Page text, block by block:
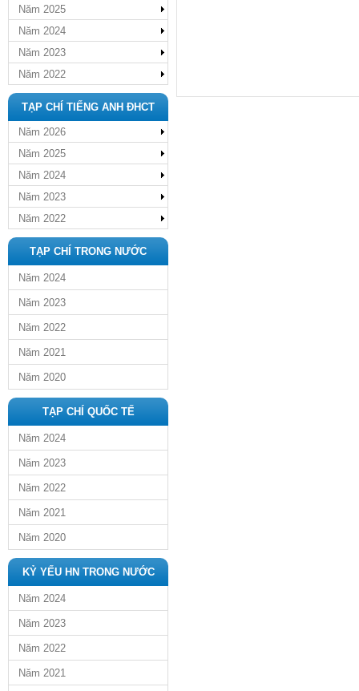
Năm 2025
Năm 2024
Năm 2023
Năm 2022
TẠP CHÍ TIẾNG ANH ĐHCT
Năm 2026
Năm 2025
Năm 2024
Năm 2023
Năm 2022
TẠP CHÍ TRONG NƯỚC
Năm 2024
Năm 2023
Năm 2022
Năm 2021
Năm 2020
TẠP CHÍ QUỐC TẾ
Năm 2024
Năm 2023
Năm 2022
Năm 2021
Năm 2020
KỶ YẾU HN TRONG NƯỚC
Năm 2024
Năm 2023
Năm 2022
Năm 2021